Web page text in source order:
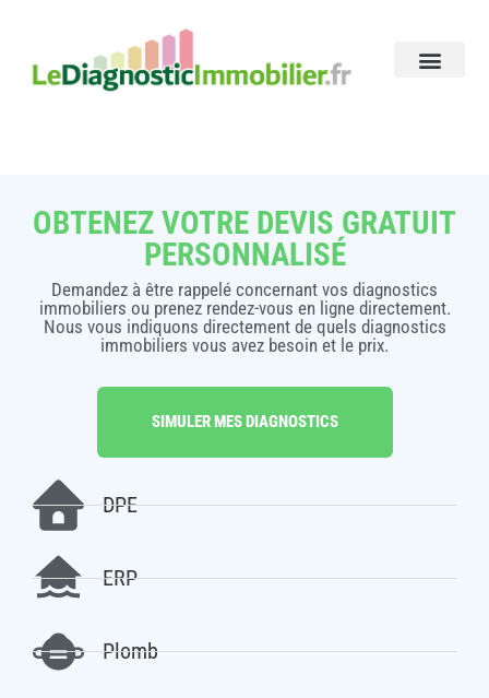
OBTENEZ VOTRE DEVIS GRATUIT
PERSONNALISÉ
Demandez à être rappelé concernant vos diagnostics
immobiliers ou prenez rendez-vous en ligne directement.
Nous vous indiquons directement de quels diagnostics
immobiliers vous avez besoin et le prix.
SIMULER MES DIAGNOSTICS
DPE
ERP
Plomb